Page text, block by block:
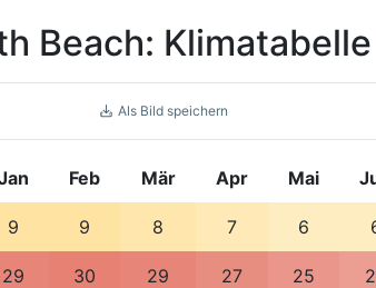
Beach:
Als Bild speichern
Feb Mär Apr Mai
9 9 8 7 6
29 30 29 27 25